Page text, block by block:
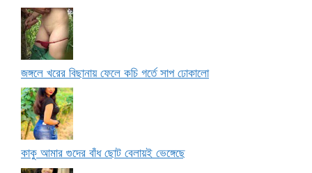
জঙ্গলে খরের বিছানায় ফেলে কচি গর্তে সাপ ঢোকালো
কাকু আমার গুদের বাঁধ ছোট বেলায়ই ভেঙ্গেছে